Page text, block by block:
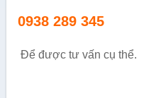
0938 289 345
Để được tư vấn cụ thể.